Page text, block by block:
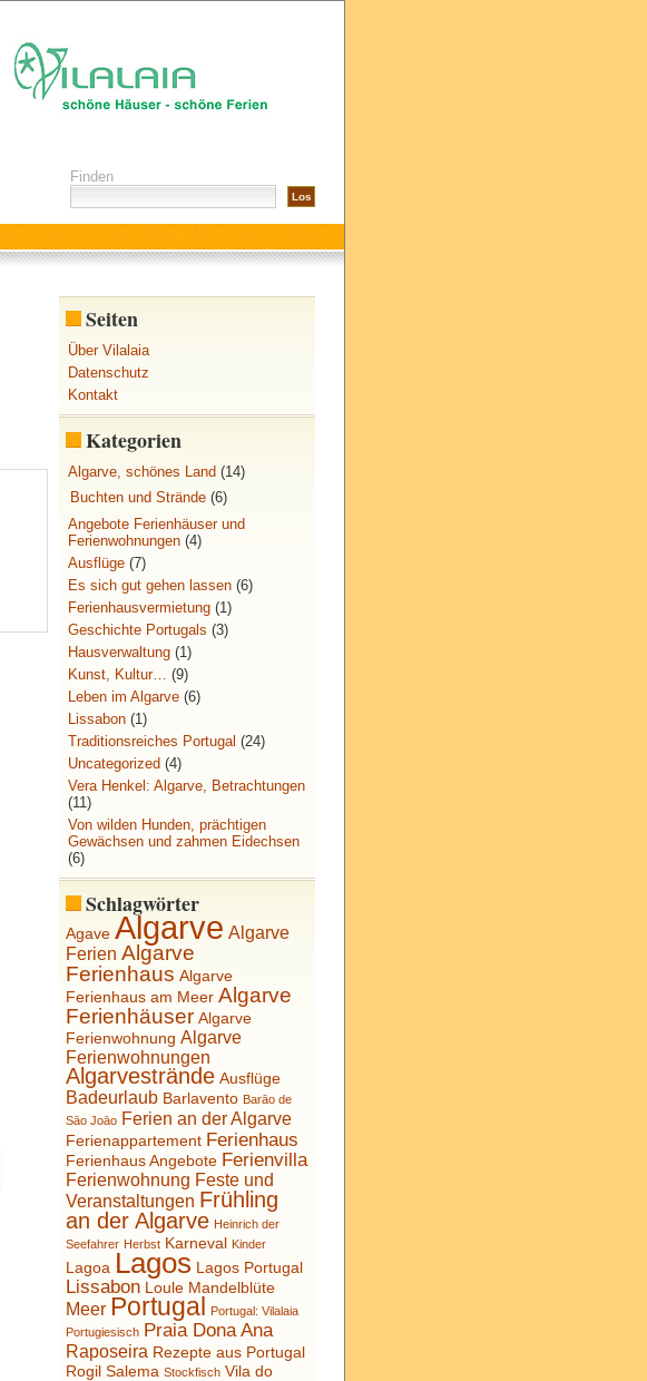
Finden
Seiten
Über Vilalaia
Datenschutz
Kontakt
Kategorien
Algarve, schönes Land (14)
Buchten und Strände (6)
Angebote Ferienhäuser und
Ferienwohnungen (4)
Ausflüge (7)
Es sich gut gehen lassen (6)
Ferienhausvermietung (1)
Geschichte Portugals (3)
Hausverwaltung (1)
Kunst, Kultur…
(9)
Leben im Algarve (6)
Lissabon (1)
Traditionsreiches Portugal (24)
Uncategorized (4)
Vera Henkel: Algarve, Betrachtungen
(11)
Von wilden Hunden, prächtigen
Gewächsen und zahmen Eidechsen
(6)
Schlagwörter
Agave Algarve Algarve
Ferien Algarve
Ferienhaus Algarve
Ferienhaus am Meer Algarve
Ferienhäuser Algarve
Ferienwohnung Algarve
Ferienwohnungen
Algarvestrände Ausflüge
Badeurlaub Barlavento Barāo de
Sāo Joāo Ferien an der Algarve
Ferienappartement Ferienhaus
Ferienhaus Angebote Ferienvilla
Ferienwohnung Feste und
Veranstaltungen Frühling
an der Algarve Heinrich der
Seefahrer Herbst Karneval Kinder
Lagoa Lagos Lagos Portugal
Lissabon Loule Mandelblüte
Meer Portugal Portugal: Vilalaia
Portugiesisch Praia Dona Ana
Raposeira Rezepte aus Portugal
Rogil Salema Stockfisch Vila do